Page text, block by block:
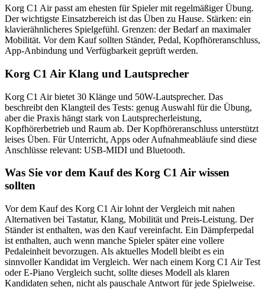
Korg C1 Air passt am ehesten für Spieler mit regelmäßiger Übung.
Der wichtigste Einsatzbereich ist das Üben zu Hause. Stärken: ein
klavierähnlicheres Spielgefühl. Grenzen: der Bedarf an maximaler
Mobilität. Vor dem Kauf sollten Ständer, Pedal, Kopfhöreranschluss,
App-Anbindung und Verfügbarkeit geprüft werden.
Korg C1 Air Klang und Lautsprecher
Korg C1 Air bietet 30 Klänge und 50W-Lautsprecher. Das
beschreibt den Klangteil des Tests: genug Auswahl für die Übung,
aber die Praxis hängt stark von Lautsprecherleistung,
Kopfhörerbetrieb und Raum ab. Der Kopfhöreranschluss unterstützt
leises Üben. Für Unterricht, Apps oder Aufnahmeabläufe sind diese
Anschlüsse relevant: USB-MIDI und Bluetooth.
Was Sie vor dem Kauf des Korg C1 Air wissen
sollten
Vor dem Kauf des Korg C1 Air lohnt der Vergleich mit nahen
Alternativen bei Tastatur, Klang, Mobilität und Preis-Leistung. Der
Ständer ist enthalten, was den Kauf vereinfacht. Ein Dämpferpedal
ist enthalten, auch wenn manche Spieler später eine vollere
Pedaleinheit bevorzugen. Als aktuelles Modell bleibt es ein
sinnvoller Kandidat im Vergleich. Wer nach einem Korg C1 Air Test
oder E-Piano Vergleich sucht, sollte dieses Modell als klaren
Kandidaten sehen, nicht als pauschale Antwort für jede Spielweise.